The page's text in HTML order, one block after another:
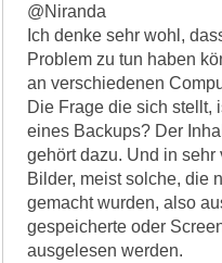
@Niranda
Ich denke sehr wohl,
Problem zu tun haben
an verschiedenen
Die Frage die sich stellt,
eines Backups? Der
gehört dazu. Und in
Bilder, meist solche, die
gemacht wurden, also
gespeicherte oder
ausgelesen werden.